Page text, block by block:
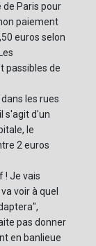
de Paris pour
paiement
euros selon
passibles de
les rues
s'agit d'un
le
2 euros
! Je vais
voir à quel
pas donner
en banlieue